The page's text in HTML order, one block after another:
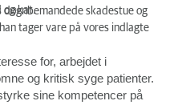
og kat.
skadestue og
tager vare på vores indlagte
for, arbejdet i
og kritisk syge patienter.
sine kompetencer på